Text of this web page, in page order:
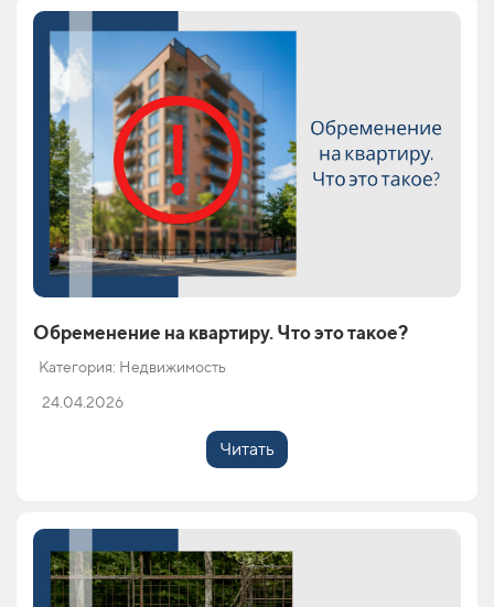
Обременение на квартиру. Что это такое?
Категория: Недвижимость
24.04.2026
Читать